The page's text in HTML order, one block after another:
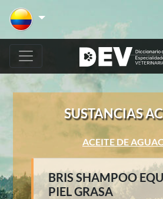
SUSTANCIAS
ACEITE DE
BRIS SHAMPOO
PIEL GRASA